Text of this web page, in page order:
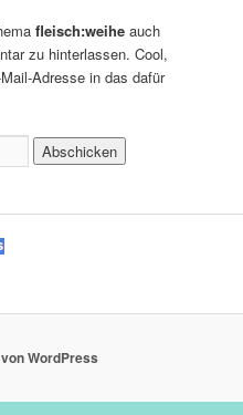
fleisch:weihe auch
zu hinterlassen. Cool,
Adresse in das dafür
WordPress